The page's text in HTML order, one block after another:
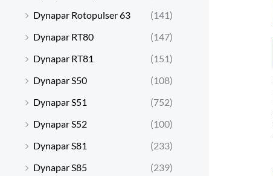
Dynapar Rotopulser 63
(141)
Dynapar RT80
(147)
Dynapar RT81
(151)
Dynapar S50
(108)
Dynapar S51
(752)
Dynapar S52
(100)
Dynapar S81
(233)
Dynapar S85
(239)